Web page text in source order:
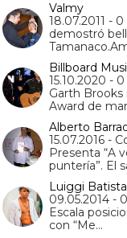
Valmy
18.07.2011 -
demostró
Billboard
15.10.2020 -
Garth
Award de
Alberto
15.07.2016 -
Presenta “A
puntería”. El
Luiggi Batista
09.05.2014 -
Escala
con “Me…